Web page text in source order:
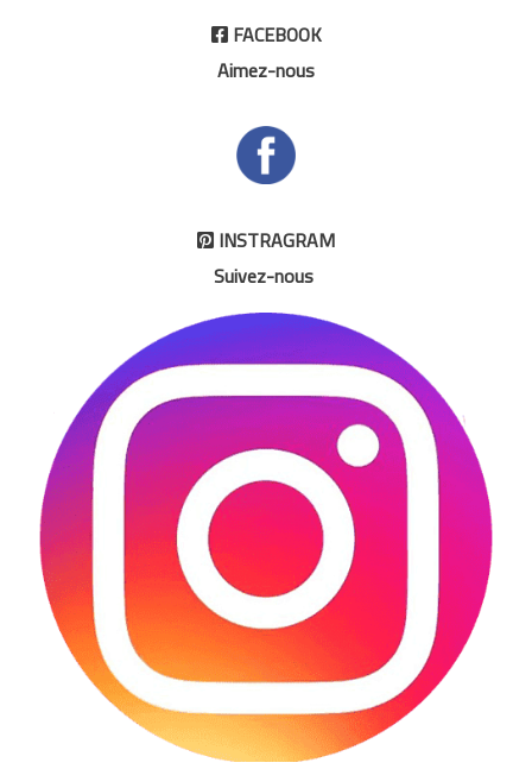
FACEBOOK
Aimez-nous
 INSTRAGRAM
Suivez-nous